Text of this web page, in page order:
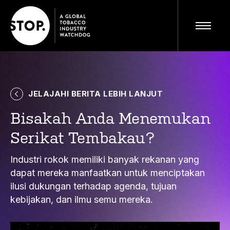
Kunjungi situs lengkap
JELAJAHI BERITA LEBIH LANJUT
Bisakah Anda Menemukan
Serikat Tembakau?
Industri rokok memiliki banyak rekanan yang
dapat mereka manfaatkan untuk menciptakan
ilusi dukungan terhadap agenda, tujuan
kebijakan, dan ilmu semu mereka.